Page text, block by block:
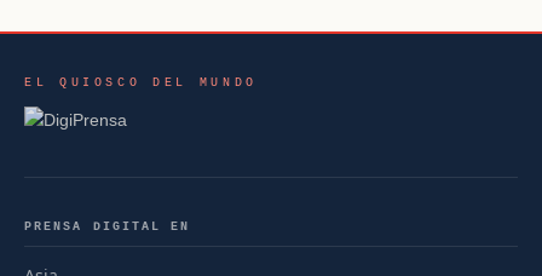
EL QUIOSCO DEL MUNDO
PRENSA DIGITAL EN